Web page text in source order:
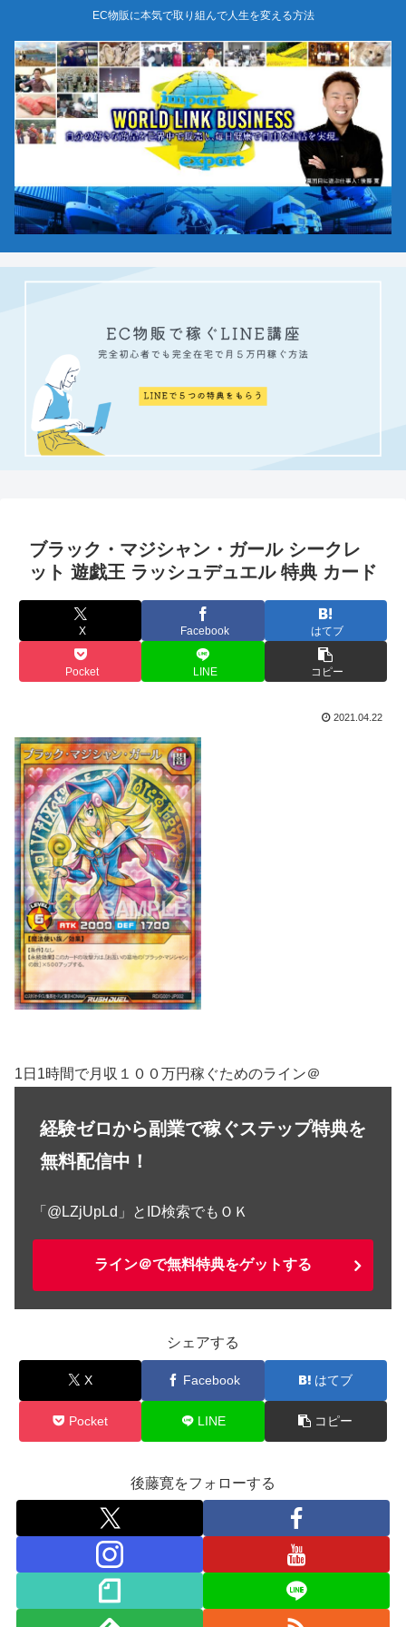
EC物販に本気で取り組んで人生を変える方法
ブラック・マジシャン・ガール シークレ
ット 遊戯王 ラッシュデュエル 特典 カード
X Facebook はてブ
Pocket LINE コピー
2021.04.22
1日1時間で月収１００万円稼ぐためのライン＠
経験ゼロから副業で稼ぐステップ特典を
無料配信中！
「@LZjUpLd」とID検索でもＯＫ
ライン＠で無料特典をゲットする
シェアする
X Facebook はてブ
Pocket LINE コピー
後藤寛をフォローする